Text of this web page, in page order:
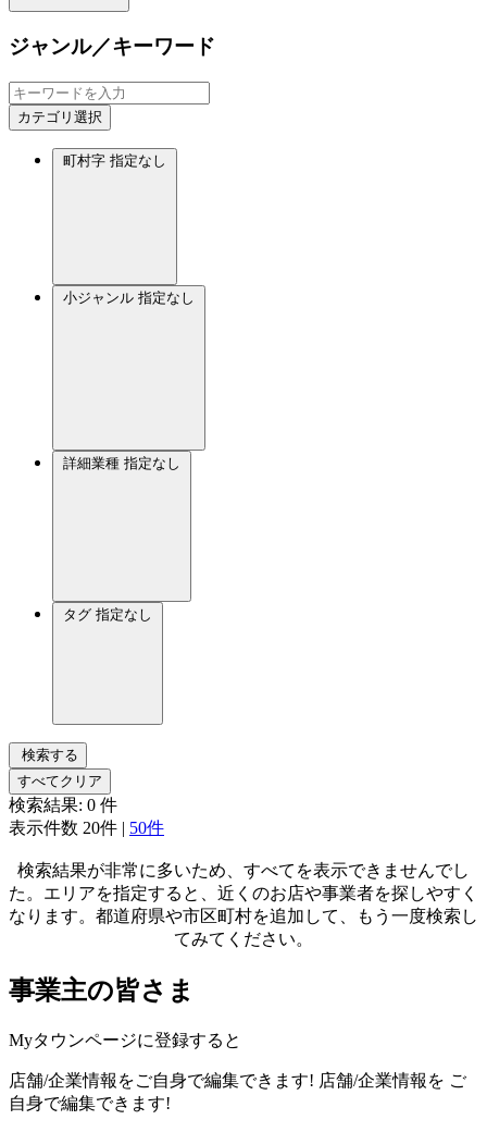
ジャンル／キーワード
カテゴリ選択
町村字 指定なし
小ジャンル 指定なし
詳細業種 指定なし
タグ 指定なし
検索する
すべてクリア
検索結果: 0 件
表示件数 20件 | 50件
検索結果が非常に多いため、すべてを表示できませんでし
た。エリアを指定すると、近くのお店や事業者を探しやすく
なります。都道府県や市区町村を追加して、もう一度検索し
てみてください。
事業主の皆さま
Myタウンページに登録すると
店舗/企業情報をご自身で編集できます! 店舗/企業情報を ご
自身で編集できます!